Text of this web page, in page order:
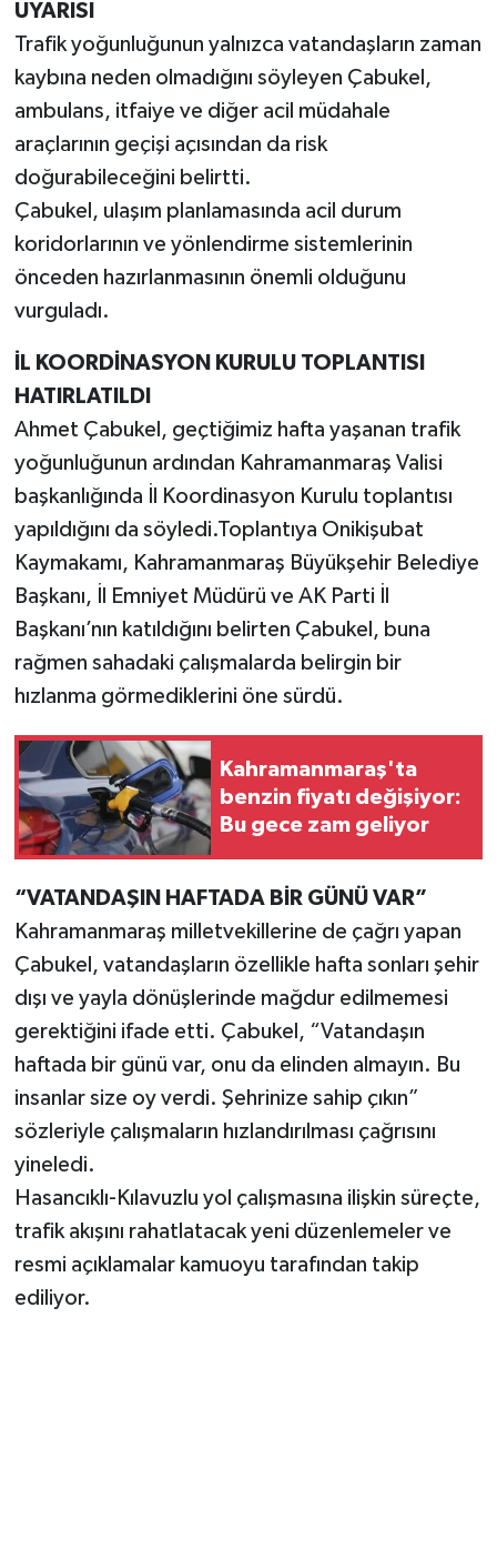
UYARISI
Trafik yoğunluğunun yalnızca vatandaşların zaman
kaybına neden olmadığını söyleyen Çabukel,
ambulans, itfaiye ve diğer acil müdahale
araçlarının geçişi açısından da risk
doğurabileceğini belirtti.
Çabukel, ulaşım planlamasında acil durum
koridorlarının ve yönlendirme sistemlerinin
önceden hazırlanmasının önemli olduğunu
vurguladı.
İL KOORDİNASYON KURULU TOPLANTISI
HATIRLATILDI
Ahmet Çabukel, geçtiğimiz hafta yaşanan trafik
yoğunluğunun ardından Kahramanmaraş Valisi
başkanlığında İl Koordinasyon Kurulu toplantısı
yapıldığını da söyledi.Toplantıya Onikişubat
Kaymakamı, Kahramanmaraş Büyükşehir Belediye
Başkanı, İl Emniyet Müdürü ve AK Parti İl
Başkanı’nın katıldığını belirten Çabukel, buna
rağmen sahadaki çalışmalarda belirgin bir
hızlanma görmediklerini öne sürdü.
Kahramanmaraş'ta
benzin fiyatı değişiyor:
Bu gece zam geliyor
“VATANDAŞIN HAFTADA BİR GÜNÜ VAR”
Kahramanmaraş milletvekillerine de çağrı yapan
Çabukel, vatandaşların özellikle hafta sonları şehir
dışı ve yayla dönüşlerinde mağdur edilmemesi
gerektiğini ifade etti. Çabukel, “Vatandaşın
haftada bir günü var, onu da elinden almayın. Bu
insanlar size oy verdi. Şehrinize sahip çıkın”
sözleriyle çalışmaların hızlandırılması çağrısını
yineledi.
Hasancıklı-Kılavuzlu yol çalışmasına ilişkin süreçte,
trafik akışını rahatlatacak yeni düzenlemeler ve
resmi açıklamalar kamuoyu tarafından takip
ediliyor.